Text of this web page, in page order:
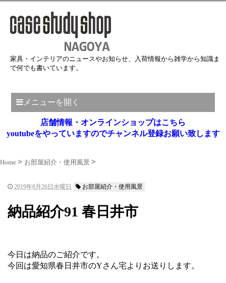
家具・インテリアのニュースやお知らせ、入荷情報から雑学から知識ま
で何でも書いています。
メニューを開く
店舗情報・オンラインショップはこちら
youtubeをやっていますのでチャンネル登録お願い致します
Home お部屋紹介・使用風景
2019年6月26日水曜日 お部屋紹介・使用風景
納品紹介91 春日井市
今日は納品のご紹介です。
今回は愛知県春日井市のYさん宅よりお送りします。